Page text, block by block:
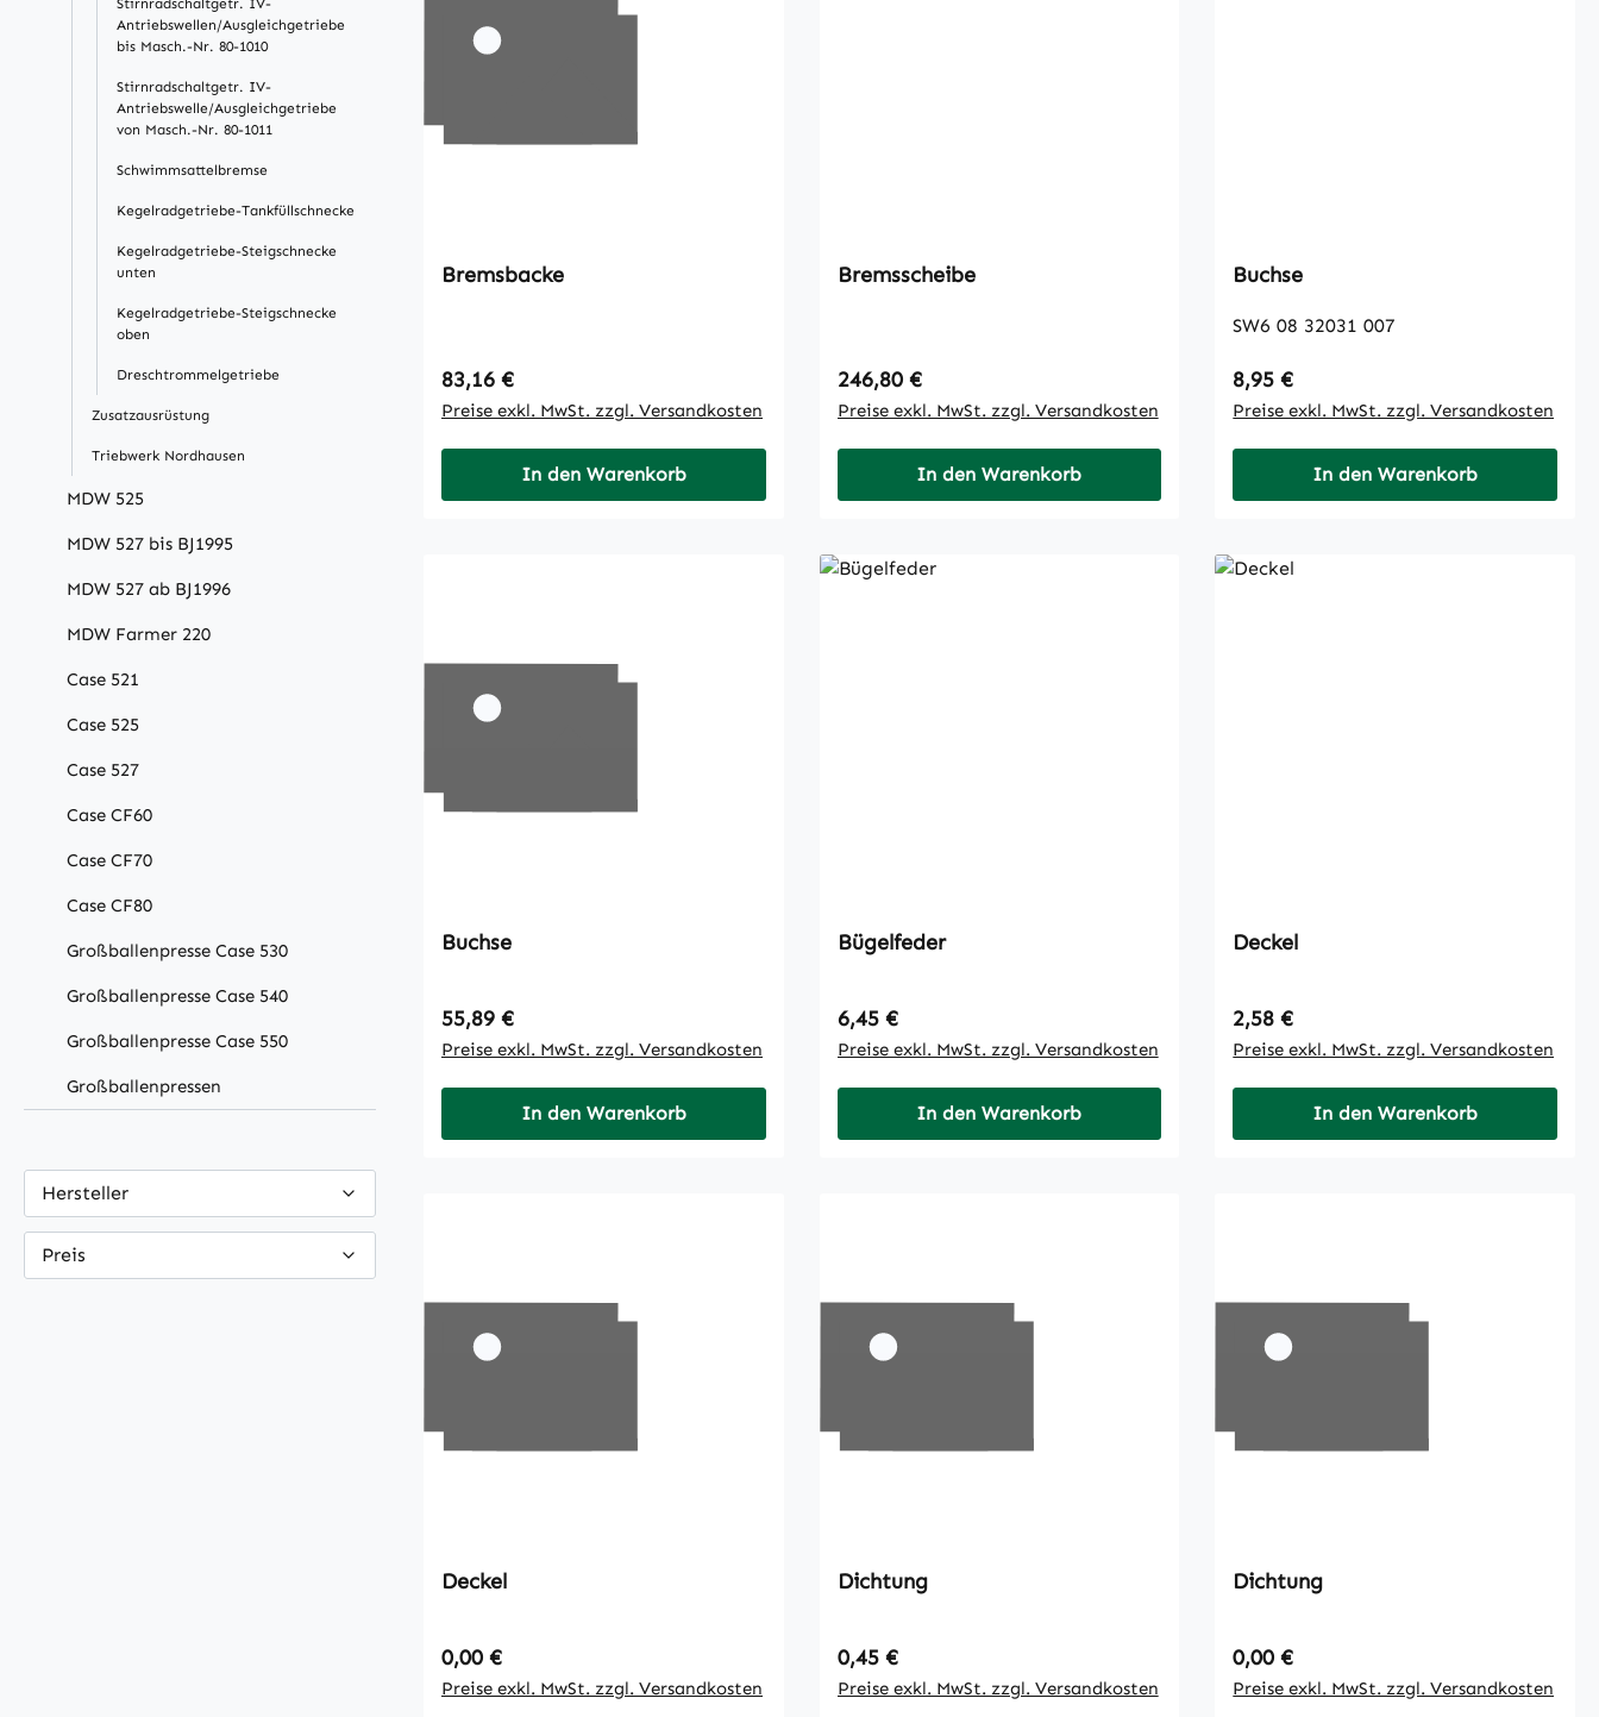
Stirnradschaltgetr. IV-
Antriebswellen/Ausgleichgetriebe
bis Masch.-Nr. 80-1010
Stirnradschaltgetr. IV-
Antriebswelle/Ausgleichgetriebe
von Masch.-Nr. 80-1011
Schwimmsattelbremse
Kegelradgetriebe-Tankfüllschnecke
Kegelradgetriebe-Steigschnecke
unten
Kegelradgetriebe-Steigschnecke
oben
Dreschtrommelgetriebe
Zusatzausrüstung
Triebwerk Nordhausen
MDW 525
MDW 527 bis BJ1995
MDW 527 ab BJ1996
MDW Farmer 220
Case 521
Case 525
Case 527
Case CF60
Case CF70
Case CF80
Großballenpresse Case 530
Großballenpresse Case 540
Großballenpresse Case 550
Großballenpressen
Hersteller
Preis
Bremsbacke
Regulärer Preis:
83,16 €
Preise exkl. MwSt. zzgl. Versandkosten
In den Warenkorb
Bremsscheibe
Regulärer Preis:
246,80 €
Preise exkl. MwSt. zzgl. Versandkosten
In den Warenkorb
Buchse
SW6 08 32031 007
Regulärer Preis:
8,95 €
Preise exkl. MwSt. zzgl. Versandkosten
In den Warenkorb
Buchse
Regulärer Preis:
55,89 €
Preise exkl. MwSt. zzgl. Versandkosten
In den Warenkorb
Bügelfeder
Regulärer Preis:
6,45 €
Preise exkl. MwSt. zzgl. Versandkosten
In den Warenkorb
Deckel
Regulärer Preis:
2,58 €
Preise exkl. MwSt. zzgl. Versandkosten
In den Warenkorb
Deckel
Regulärer Preis:
0,00 €
Preise exkl. MwSt. zzgl. Versandkosten
Dichtung
Regulärer Preis:
0,45 €
Preise exkl. MwSt. zzgl. Versandkosten
Dichtung
Regulärer Preis:
0,00 €
Preise exkl. MwSt. zzgl. Versandkosten